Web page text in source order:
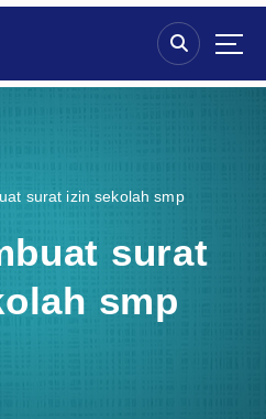
surat izin sekolah smp
surat
smp